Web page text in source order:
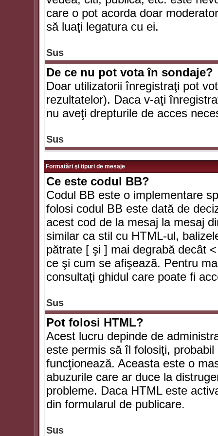
care o pot acorda doar
să luaţi legatura cu ei.
Sus
De ce nu pot vota în sondaje?
Doar utilizatorii înregistraţi pot
rezultatelor). Daca v-aţi
nu aveţi drepturile de acces
Sus
Formatări şi tipuri de mesaje
Ce este codul BB?
Codul BB este o implementare
folosi codul BB este dată de
acest cod de la mesaj la mesaj
similar ca stil cu HTML-ul,
pătrate [ şi ] mai degrabă decât
ce şi cum se afişează. Pentru
consultaţi ghidul care poate fi
Sus
Pot folosi HTML?
Acest lucru depinde de
este permis să îl folosiţi,
funcţionează. Aceasta este o
abuzurile care ar duce la
probleme. Daca HTML este
din formularul de publicare.
Sus